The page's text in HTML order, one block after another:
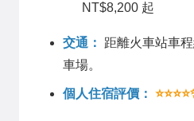
NT$8,200 起
交通：
距離火車站車
車場。
個人住宿評價：